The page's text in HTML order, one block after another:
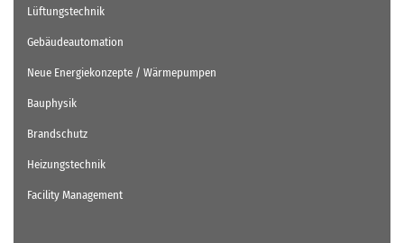
Lüftungstechnik
Gebäudeautomation
Neue Energiekonzepte / Wärmepumpen
Bauphysik
Brandschutz
Heizungstechnik
Facility Management